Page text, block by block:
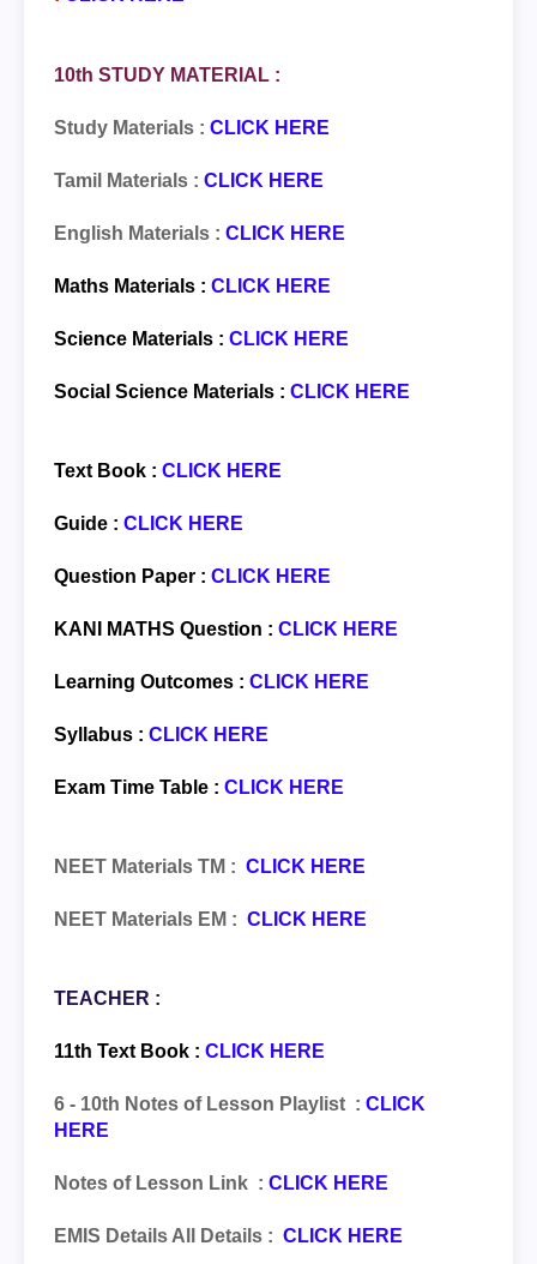
10th STUDY MATERIAL :
Study Materials : CLICK HERE
Tamil Materials : CLICK HERE
English Materials : CLICK HERE
Maths Materials : CLICK HERE
Science Materials : CLICK HERE
Social Science Materials : CLICK HERE
Text Book : CLICK HERE
Guide : CLICK HERE
Question Paper : CLICK HERE
KANI MATHS Question : CLICK HERE
Learning Outcomes : CLICK HERE
Syllabus : CLICK HERE
Exam Time Table : CLICK HERE
NEET Materials TM : CLICK HERE
NEET Materials EM : CLICK HERE
TEACHER :
11th Text Book : CLICK HERE
6 - 10th Notes of Lesson Playlist : CLICK
HERE
Notes of Lesson Link : CLICK HERE
EMIS Details All Details : CLICK HERE